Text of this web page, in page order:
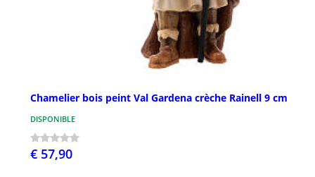
Chamelier bois peint Val Gardena crèche Rainell 9 cm
DISPONIBLE
€ 57,90